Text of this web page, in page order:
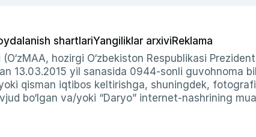
shartlariYangiliklar arxiviReklama
hozirgi O‘zbekiston Respublikasi
13.03.2015 yil sanasida 0944-sonli guvohnoma
qisman iqtibos keltirishga, shuningdek,
bo‘lgan va/yoki “Daryo” internet-nashrining